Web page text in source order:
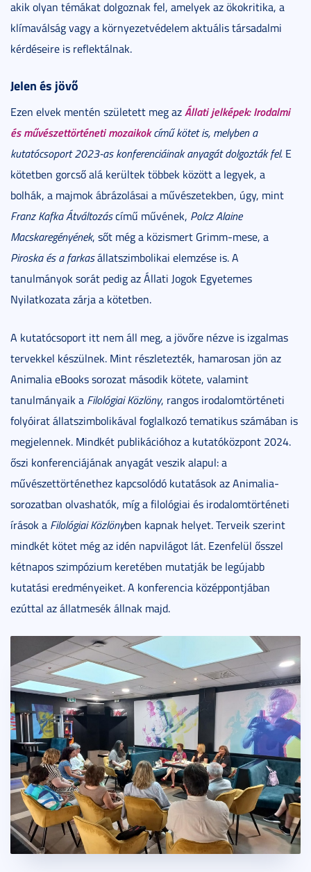
akik olyan témákat dolgoznak fel, amelyek az ökokritika, a
klímaválság vagy a környezetvédelem aktuális társadalmi
kérdéseire is reflektálnak.
Jelen és jövő
Ezen elvek mentén született meg azÁllati jelképek: Irodalmi
és művészettörténeti mozaikok című kötet is, melyben a
kutatócsoport 2023-as konferenciáinak anyagát dolgozták fel. E
kötetben gorcső alá kerültek többek között a legyek, a
bolhák, a majmok ábrázolásai a művészetekben, úgy, mint
Franz Kafka Átváltozáscímű művének, Polcz Alaine
Macskaregényének, sőt még a közismert Grimm-mese, a
Piroska és a farkasállatszimbolikai elemzése is. A
tanulmányok sorát pedig az Állati Jogok Egyetemes
Nyilatkozata zárja a kötetben.
A kutatócsoport itt nem áll meg, a jövőre nézve is izgalmas
tervekkel készülnek. Mint részletezték, hamarosan jön az
Animalia eBooks sorozat második kötete, valamint
tanulmányaik a Filológiai Közlöny, rangos irodalomtörténeti
folyóirat állatszimbolikával foglalkozó tematikus számában is
megjelennek. Mindkét publikációhoz a kutatóközpont 2024.
őszi konferenciájának anyagát veszik alapul: a
művészettörténethez kapcsolódó kutatások az Animalia-
sorozatban olvashatók, míg a filológiai és irodalomtörténeti
írások a Filológiai Közlönyben kapnak helyet. Terveik szerint
mindkét kötet még az idén napvilágot lát. Ezenfelül ősszel
kétnapos szimpózium keretében mutatják be legújabb
kutatási eredményeiket. A konferencia középpontjában
ezúttal az állatmesék állnak majd.